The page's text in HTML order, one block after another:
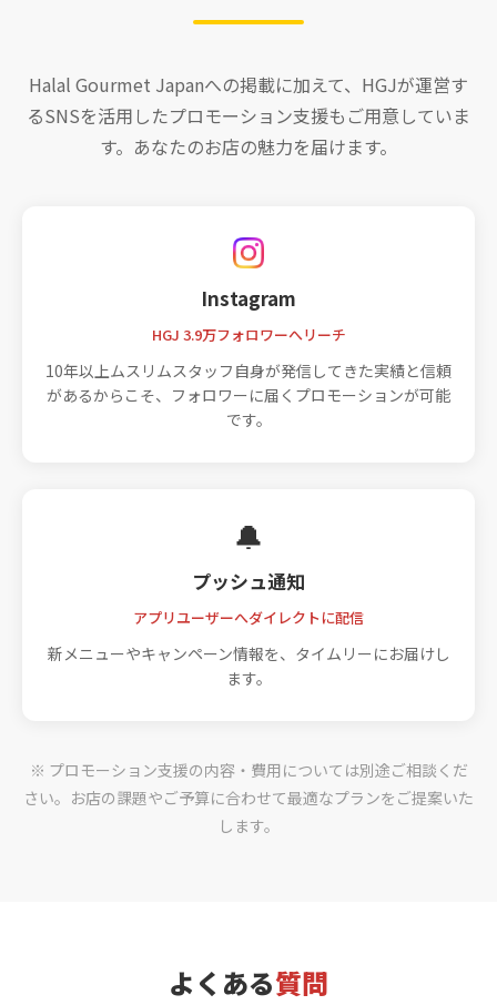
Halal Gourmet Japanへの掲載に加えて、HGJが運営す
るSNSを活用したプロモーション支援もご用意していま
す。あなたのお店の魅力を届けます。
Instagram
HGJ 3.9万フォロワーへリーチ
10年以上ムスリムスタッフ自身が発信してきた実績と信頼
があるからこそ、フォロワーに届くプロモーションが可能
です。
🔔
プッシュ通知
アプリユーザーへダイレクトに配信
新メニューやキャンペーン情報を、タイムリーにお届けし
ます。
※ プロモーション支援の内容・費用については別途ご相談くだ
さい。お店の課題やご予算に合わせて最適なプランをご提案いた
します。
よくある質問